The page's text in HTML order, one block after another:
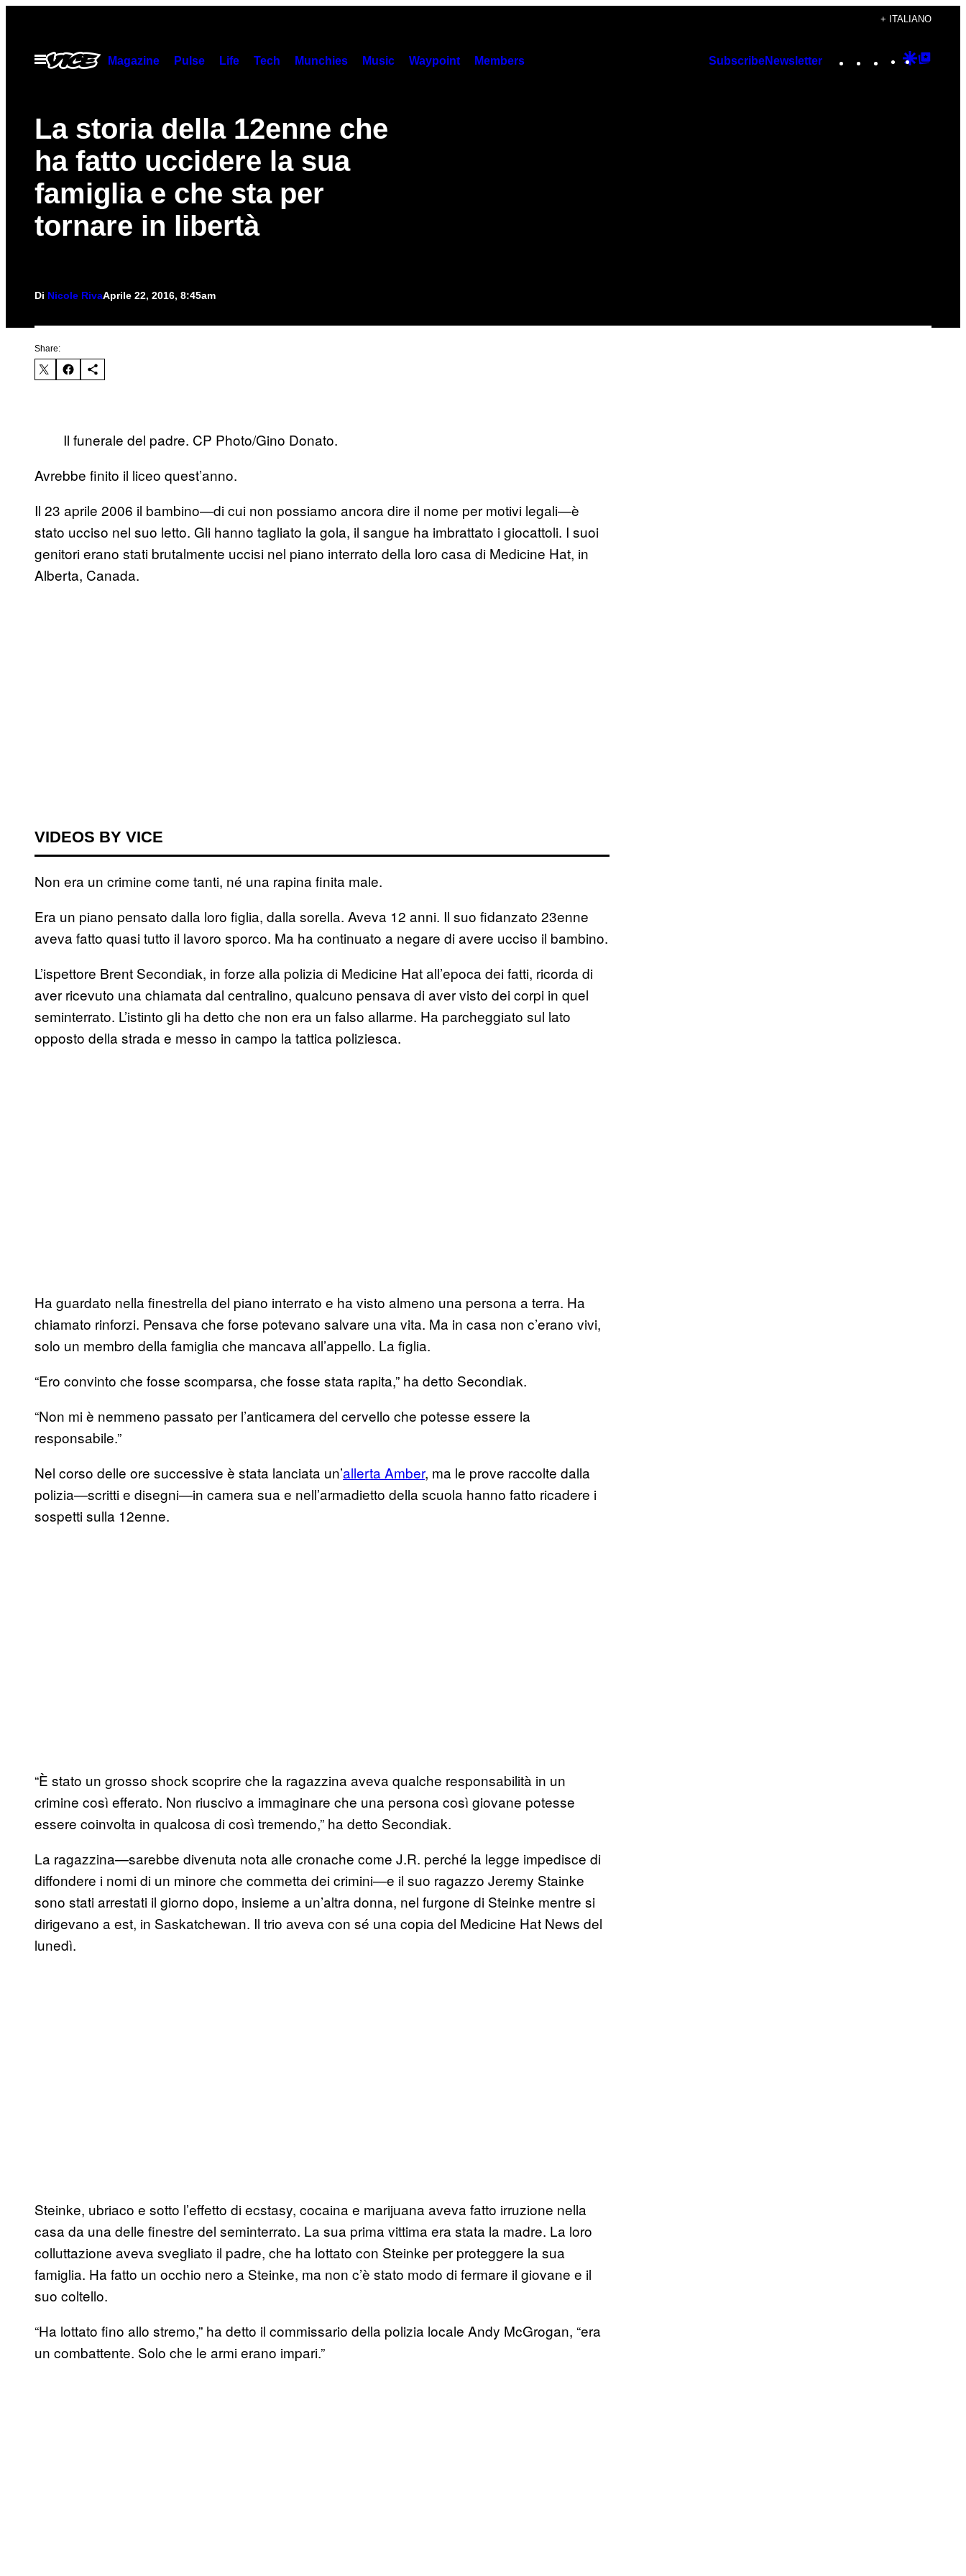
contenuto
+ ITALIANO
Apri
Magazine Pulse Life Tech Munchies Music Waypoint Members SubscribeNewsletter Instagram
TikTok
YouTube
Google
La storia della 12enne che
ha fatto uccidere la sua
famiglia e che sta per
tornare in libertà
Di Nicole RivaAprile 22, 2016, 8:45am
Share:
Il funerale del padre. CP Photo/Gino Donato.
Avrebbe finito il liceo quest’anno.
Il 23 aprile 2006 il bambino—di cui non possiamo ancora dire il nome per motivi legali—è
stato ucciso nel suo letto. Gli hanno tagliato la gola, il sangue ha imbrattato i giocattoli. I suoi
genitori erano stati brutalmente uccisi nel piano interrato della loro casa di Medicine Hat, in
Alberta, Canada.
VIDEOS BY VICE
Non era un crimine come tanti, né una rapina finita male.
Era un piano pensato dalla loro figlia, dalla sorella. Aveva 12 anni. Il suo fidanzato 23enne
aveva fatto quasi tutto il lavoro sporco. Ma ha continuato a negare di avere ucciso il bambino.
L’ispettore Brent Secondiak, in forze alla polizia di Medicine Hat all’epoca dei fatti, ricorda di
aver ricevuto una chiamata dal centralino, qualcuno pensava di aver visto dei corpi in quel
seminterrato. L’istinto gli ha detto che non era un falso allarme. Ha parcheggiato sul lato
opposto della strada e messo in campo la tattica poliziesca.
Ha guardato nella finestrella del piano interrato e ha visto almeno una persona a terra. Ha
chiamato rinforzi. Pensava che forse potevano salvare una vita. Ma in casa non c’erano vivi,
solo un membro della famiglia che mancava all’appello. La figlia.
“Ero convinto che fosse scomparsa, che fosse stata rapita,” ha detto Secondiak.
“Non mi è nemmeno passato per l’anticamera del cervello che potesse essere la
responsabile.”
Nel corso delle ore successive è stata lanciata un’allerta Amber, ma le prove raccolte dalla
polizia—scritti e disegni—in camera sua e nell’armadietto della scuola hanno fatto ricadere i
sospetti sulla 12enne.
“È stato un grosso shock scoprire che la ragazzina aveva qualche responsabilità in un
crimine così efferato. Non riuscivo a immaginare che una persona così giovane potesse
essere coinvolta in qualcosa di così tremendo,” ha detto Secondiak.
La ragazzina—sarebbe divenuta nota alle cronache come J.R. perché la legge impedisce di
diffondere i nomi di un minore che commetta dei crimini—e il suo ragazzo Jeremy Stainke
sono stati arrestati il giorno dopo, insieme a un’altra donna, nel furgone di Steinke mentre si
dirigevano a est, in Saskatchewan. Il trio aveva con sé una copia del Medicine Hat News del
lunedì.
Steinke, ubriaco e sotto l’effetto di ecstasy, cocaina e marijuana aveva fatto irruzione nella
casa da una delle finestre del seminterrato. La sua prima vittima era stata la madre. La loro
colluttazione aveva svegliato il padre, che ha lottato con Steinke per proteggere la sua
famiglia. Ha fatto un occhio nero a Steinke, ma non c’è stato modo di fermare il giovane e il
suo coltello.
“Ha lottato fino allo stremo,” ha detto il commissario della polizia locale Andy McGrogan, “era
un combattente. Solo che le armi erano impari.”